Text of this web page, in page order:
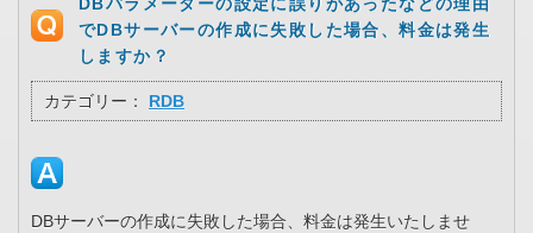
DBパラメーターの設定に誤りがあったなどの理由
でDBサーバーの作成に失敗した場合、料金は発生
しますか？
カテゴリー： RDB
DBサーバーの作成に失敗した場合、料金は発生いたしませ